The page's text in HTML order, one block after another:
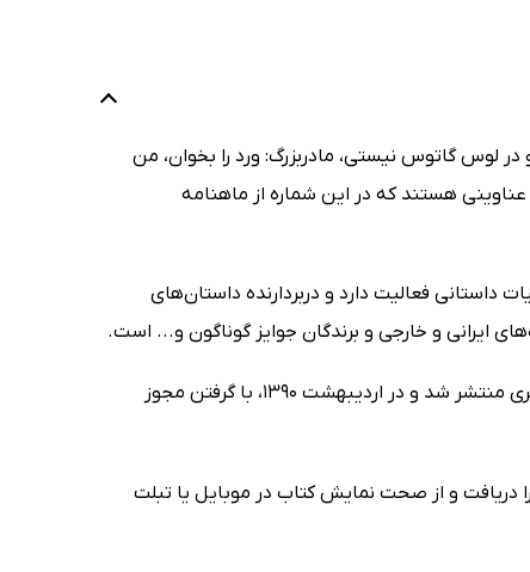
در لوس گاتوس نیستی، مادربزرگ: ورد را بخوان، من
هستند که در این شماره از ماهنامه
فعالیت دارد و دربردارنده داستان‌های
ایرانی و خارجی و برندگان جوایز گوناگون و... است.
نخستین نسخه این مجله در تیرماه 1389 با تیتر ویژه‌نامهٔ داستان خردنامه همشهری منتشر شد و در اردیبهشت 1390، با گرفتن مجوز
نسخه نمونه را دریافت و از صحت نمایش کتاب در موبایل یا تبلت